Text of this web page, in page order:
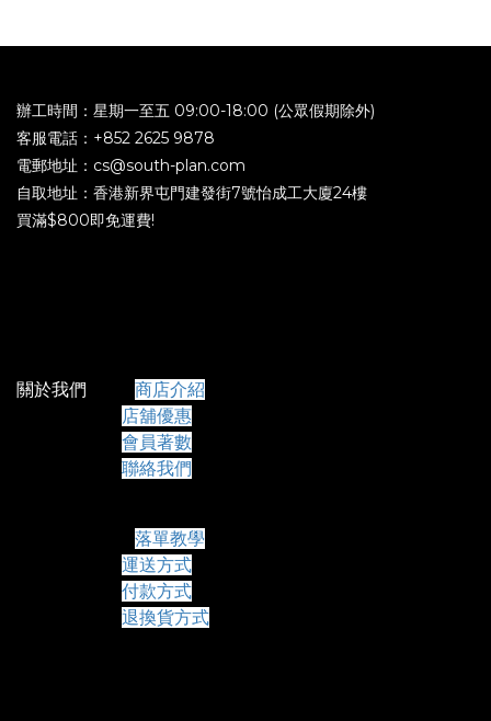
辦工時間：星期一至五 09:00-18:00 (公眾假期除外)
客服電話：+852 2625 9878
電郵地址：cs@south-plan.com
自取地址：香港新界屯門建發街7號怡成工大廈24樓
買滿$800即免運費!
關於我們 商店介紹
店舖優惠
會員著數
聯絡我們
落單教學
運送方式
付款方式
退換貨方式